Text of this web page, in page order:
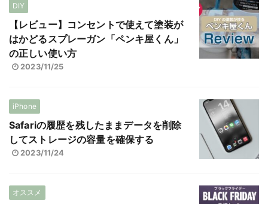
DIY
【レビュー】コンセントで使えて塗装が
はかどるスプレーガン「ペンキ屋くん」
の正しい使い方
2023/11/25
iPhone
Safariの履歴を残したままデータを削除
してストレージの容量を確保する
2023/11/24
オススメ